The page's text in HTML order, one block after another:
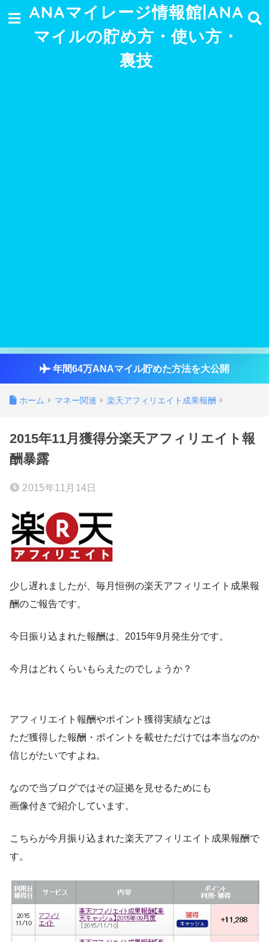
ANAマイレージ情報館|ANA
マイルの貯め方・使い方・
裏技
年間64万ANAマイル貯めた方法を大公開
ホーム マネー関連 楽天アフィリエイト成果報酬
2015年11月獲得分楽天アフィリエイト報
酬暴露
2015年11月14日
少し遅れましたが、毎月恒例の楽天アフィリエイト成果報
酬のご報告です。
今日振り込まれた報酬は、2015年9月発生分です。
今月はどれくらいもらえたのでしょうか？
アフィリエイト報酬やポイント獲得実績などは
ただ獲得した報酬・ポイントを載せただけでは本当なのか
信じがたいですよね。
なので当ブログではその証拠を見せるためにも
画像付きで紹介しています。
こちらが今月振り込まれた楽天アフィリエイト成果報酬で
す。